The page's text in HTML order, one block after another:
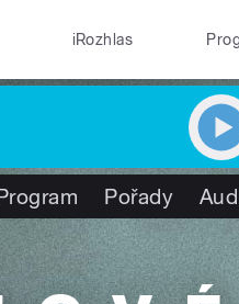
iRozhlas
Pořady